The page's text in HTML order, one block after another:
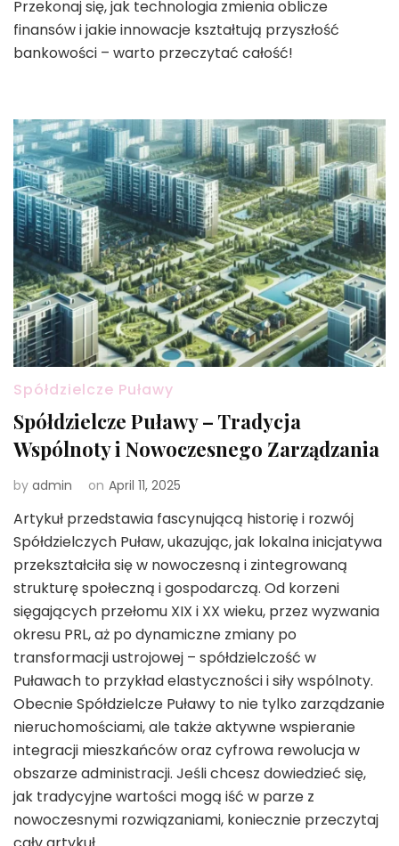
Przekonaj się, jak technologia zmienia oblicze
finansów i jakie innowacje kształtują przyszłość
bankowości – warto przeczytać całość!
Spółdzielcze Puławy
Spółdzielcze Puławy – Tradycja
Wspólnoty i Nowoczesnego Zarządzania
by admin on April 11, 2025
Artykuł przedstawia fascynującą historię i rozwój
Spółdzielczych Puław, ukazując, jak lokalna inicjatywa
przekształciła się w nowoczesną i zintegrowaną
strukturę społeczną i gospodarczą. Od korzeni
sięgających przełomu XIX i XX wieku, przez wyzwania
okresu PRL, aż po dynamiczne zmiany po
transformacji ustrojowej – spółdzielczość w
Puławach to przykład elastyczności i siły wspólnoty.
Obecnie Spółdzielcze Puławy to nie tylko zarządzanie
nieruchomościami, ale także aktywne wspieranie
integracji mieszkańców oraz cyfrowa rewolucja w
obszarze administracji. Jeśli chcesz dowiedzieć się,
jak tradycyjne wartości mogą iść w parze z
nowoczesnymi rozwiązaniami, koniecznie przeczytaj